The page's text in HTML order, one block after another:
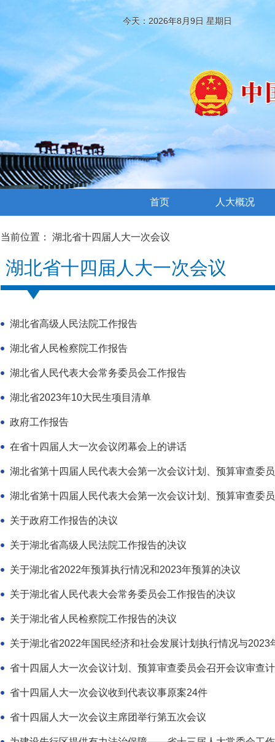
今天：2026年8月9日 星期日
首页 人大概况
当前位置： 湖北省十四届人大一次会议
湖北省十四届人大一次会议
湖北省高级人民法院工作报告
湖北省人民检察院工作报告
湖北省人民代表大会常务委员会工作报告
湖北省2023年10大民生项目清单
政府工作报告
在省十四届人大一次会议闭幕会上的讲话
湖北省第十四届人民代表大会第一次会议计划、预算审查委
湖北省第十四届人民代表大会第一次会议计划、预算审查委
关于政府工作报告的决议
关于湖北省高级人民法院工作报告的决议
关于湖北省2022年预算执行情况和2023年预算的决议
关于湖北省人民代表大会常务委员会工作报告的决议
关于湖北省人民检察院工作报告的决议
关于湖北省2022年国民经济和社会发展计划执行情况与2023
省十四届人大一次会议计划、预算审查委员会召开会议审查
省十四届人大一次会议收到代表议事原案24件
省十四届人大一次会议主席团举行第五次会议